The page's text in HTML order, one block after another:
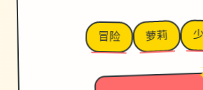
冒险 萝莉